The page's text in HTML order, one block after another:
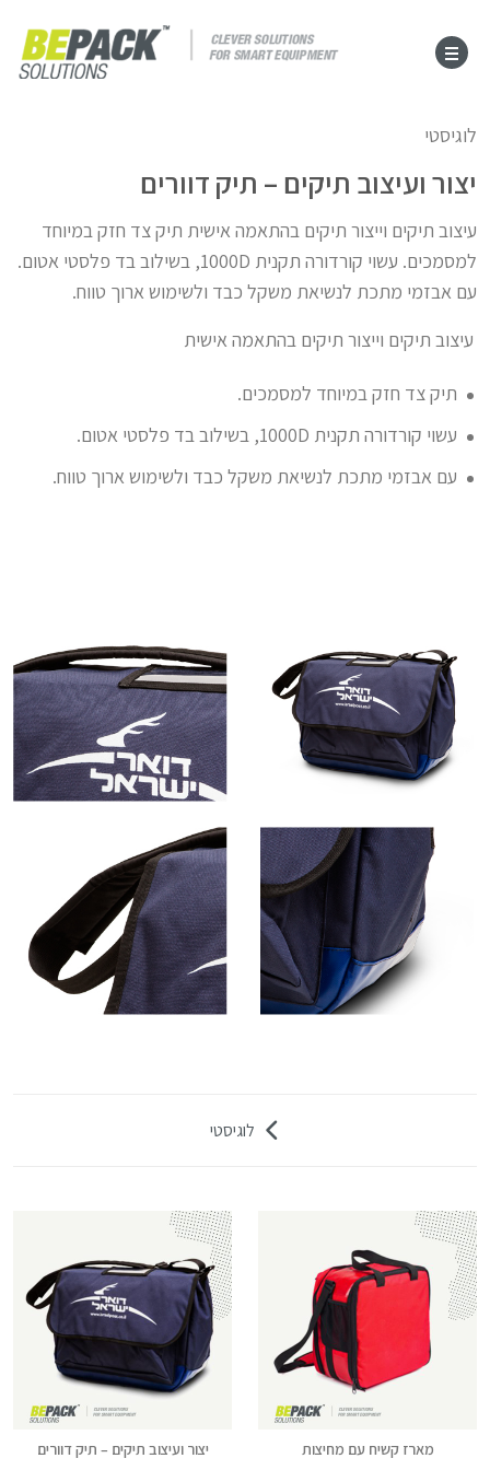
לוגיסטי
יצור ועיצוב תיקים – תיק דוורים
עיצוב תיקים וייצור תיקים בהתאמה אישית תיק צד חזק במיוחד
למסמכים. עשוי קורדורה תקנית 1000D, בשילוב בד פלסטי אטום.
עם אבזמי מתכת לנשיאת משקל כבד ולשימוש ארוך טווח.
עיצוב תיקים וייצור תיקים בהתאמה אישית
תיק צד חזק במיוחד למסמכים.
עשוי קורדורה תקנית 1000D, בשילוב בד פלסטי אטום.
עם אבזמי מתכת לנשיאת משקל כבד ולשימוש ארוך טווח.
לוגיסטי
מארז קשיח עם מחיצות יצור ועיצוב תיקים – תיק דוורים